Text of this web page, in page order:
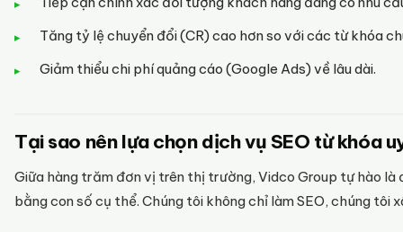
Tăng tỷ lệ chuyển đổi (CR) cao hơn so với các từ khóa
Giảm thiểu chi phí quảng cáo (Google Ads) về lâu dài.
Tại sao nên lựa chọn dịch vụ SEO từ khóa
Giữa hàng trăm đơn vị trên thị trường, Vidco Group tự hào
bằng con số cụ thể. Chúng tôi không chỉ làm SEO, chúng tôi